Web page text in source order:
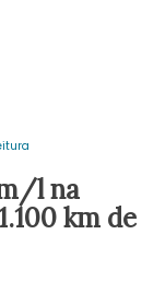
l na
km de